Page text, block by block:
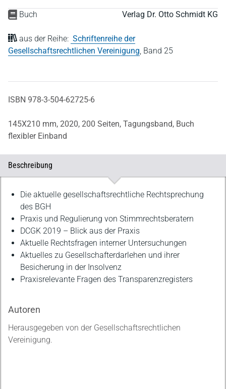
Buch Verlag Dr. Otto Schmidt KG
aus der Reihe: Schriftenreihe der
Gesellschaftsrechtlichen Vereinigung, Band 25
ISBN 978-3-504-62725-6
145X210 mm, 2020, 200 Seiten, Tagungsband, Buch
flexibler Einband
Beschreibung
Beschreibung
Die aktuelle gesellschaftsrechtliche Rechtsprechung
des BGH
Praxis und Regulierung von Stimmrechtsberatern
DCGK 2019 – Blick aus der Praxis
Aktuelle Rechtsfragen interner Untersuchungen
Aktuelles zu Gesellschafterdarlehen und ihrer
Besicherung in der Insolvenz
Praxisrelevante Fragen des Transparenzregisters
Autoren
Herausgegeben von der Gesellschaftsrechtlichen
Vereinigung.